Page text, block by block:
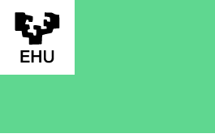
Saltar al contenido principal